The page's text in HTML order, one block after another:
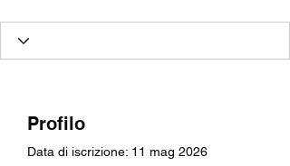
Profilo
Data di iscrizione: 11 mag 2026